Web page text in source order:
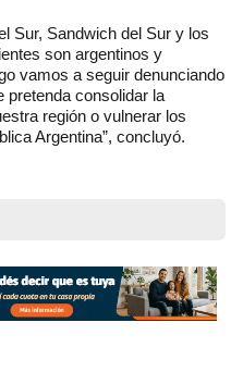
Sur, Sandwich del Sur y los
son argentinos y
vamos a seguir denunciando
pretenda consolidar la
región o vulnerar los
Argentina”, concluyó.